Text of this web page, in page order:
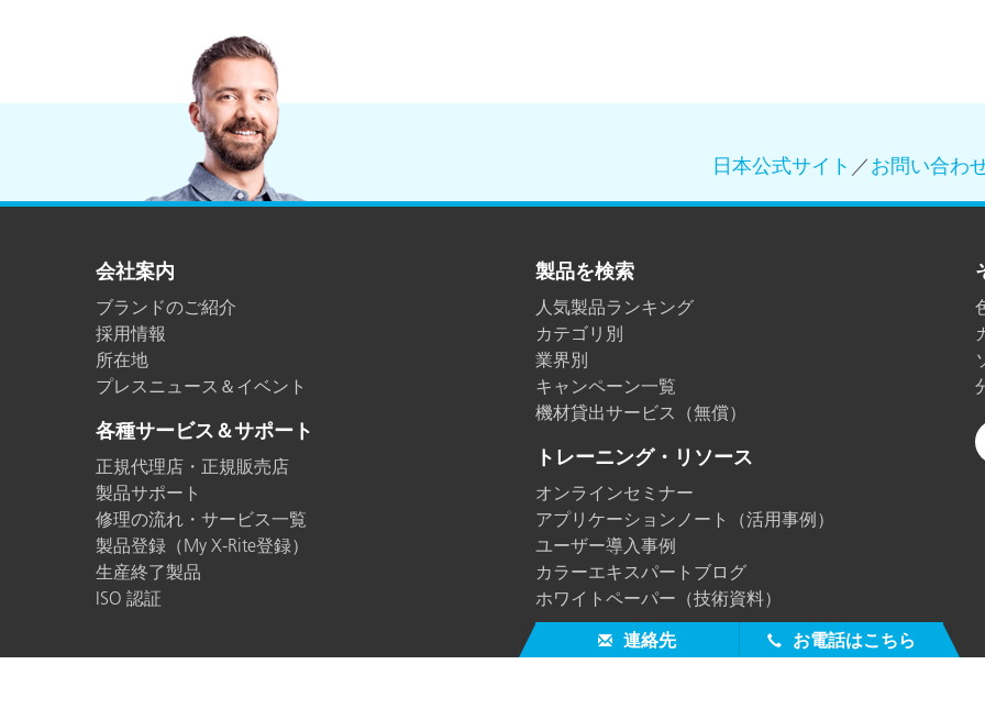
日本公式サイト ／お問い合わ
会社案内
ブランドのご紹介
採用情報
所在地
プレスニュース＆イベント
各種サービス＆サポート
正規代理店・正規販売店
製品サポート
修理の流れ・サービス一覧
製品登録（My X-Rite登録）
生産終了製品
ISO 認証
製品を検索
人気製品ランキング
カテゴリ別
業界別
キャンペーン一覧
機材貸出サービス（無償）
トレーニング・リソース
オンラインセミナー
アプリケーションノート（活用事例）
ユーザー導入事例
カラーエキスパートブログ
ホワイトペーパー（技術資料）
連絡先 お電話はこちら